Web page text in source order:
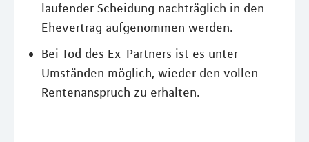
laufender Scheidung nachträglich in den
Ehevertrag aufgenommen werden.
Bei Tod des Ex-Partners ist es unter
Umständen möglich, wieder den vollen
Rentenanspruch zu erhalten.